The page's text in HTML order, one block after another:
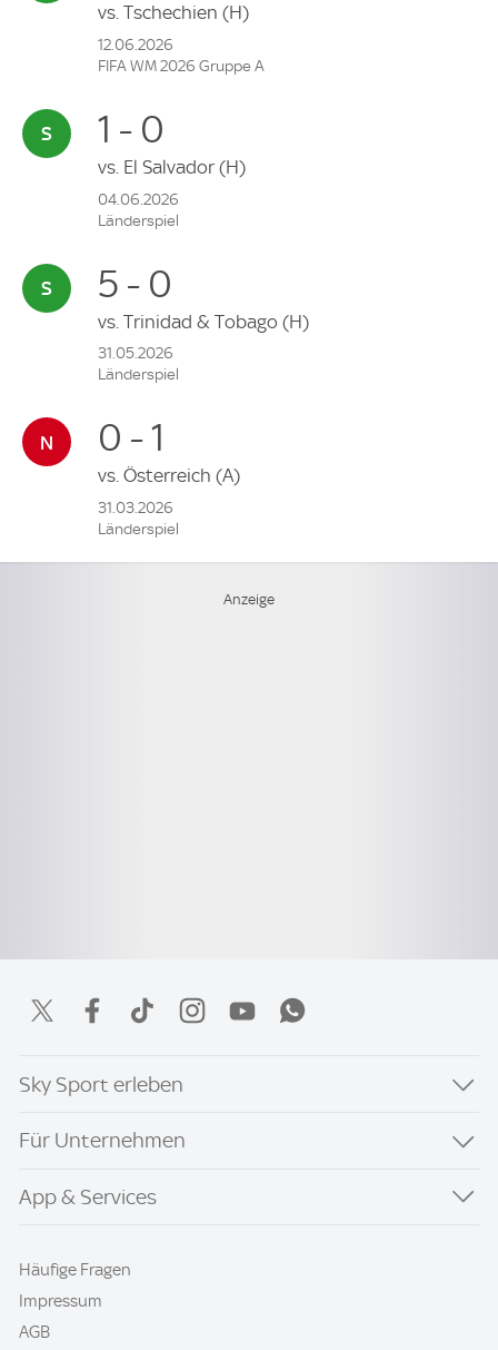
vs. Tschechien (H)
12.06.2026
FIFA WM 2026 Gruppe A
1 - 0
vs. El Salvador (H)
04.06.2026
Länderspiel
5 - 0
vs. Trinidad & Tobago (H)
31.05.2026
Länderspiel
0 - 1
vs. Österreich (A)
31.03.2026
Länderspiel
Sky Sport erleben
Für Unternehmen
App & Services
Häufige Fragen
Impressum
AGB